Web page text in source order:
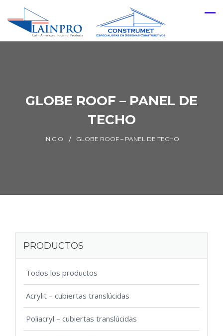
GLOBE ROOF – PANEL DE
TECHO
INICIO GLOBE ROOF – PANEL DE TECHO
PRODUCTOS
Todos los productos
Acrylit – cubiertas translúcidas
Poliacryl – cubiertas translúcidas